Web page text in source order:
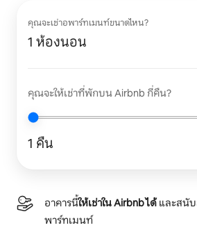
คุณจะเช่าอพาร์ทเมนท์ขนาดไหน?
1 ห้องนอน
คุณจะให้เช่าที่พักบน Airbnb กี่คืน?
1 คืน
อาคารนี้ให้เช่าใน Airbnb ได้ และสนั
พาร์ทเมนท์